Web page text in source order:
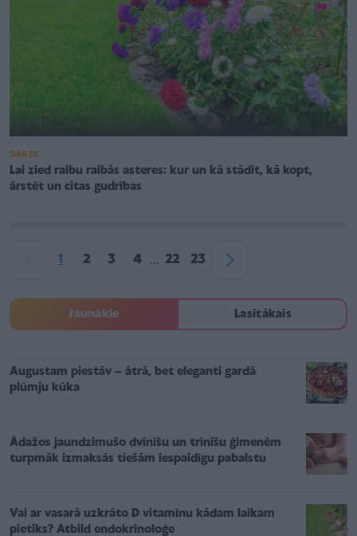
DĀRZS
Lai zied raibu raibās asteres: kur un kā stādīt, kā kopt,
ārstēt un citas gudrības
1 2 3 4 ... 22 23
Jaunākie Lasītākais
Augustam piestāv – ātrā, bet eleganti gardā
plūmju kūka
Ādažos jaundzimušo dvīnīšu un trīnīšu ģimenēm
turpmāk izmaksās tiešām iespaidīgu pabalstu
Vai ar vasarā uzkrāto D vitamīnu kādam laikam
pietiks? Atbild endokrinoloģe